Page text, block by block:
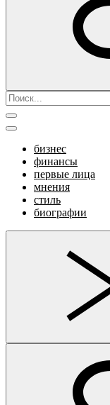
бизнес
финансы
первые лица
мнения
стиль
биографии